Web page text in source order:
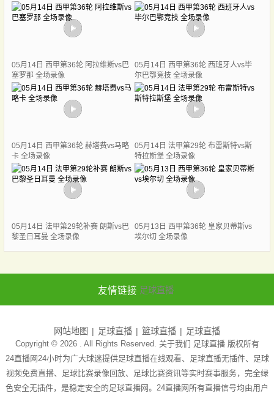
05月14日 西甲第36轮 阿拉维斯vs巴
塞罗那 全场录像
05月14日 西甲第36轮 西班牙人vs毕
尔巴鄂竞技 全场录像
05月14日 西甲第36轮 赫塔费vs马略
卡 全场录像
05月14日 法甲第29轮 布雷斯特vs斯
特拉斯堡 全场录像
05月14日 法甲第29轮补赛 朗斯vs巴
黎圣日耳曼 全场录像
05月13日 西甲第36轮 皇家贝蒂斯vs
埃尔切 全场录像
友情链接 足球直播
网站地图 足球直播 篮球直播 足球直播
Copyright © 2026 . All Rights Reserved. 关于我们 足球直播版权所有
24直播网24小时为广大球迷提供足球直播在线观看、足球直播无插件、足球
视频免费直播、足球比赛录像回放、足球比赛资讯等实时赛事服务，完全绿
色安全无插件，是稳定安全的足球直播网。24直播网所有直播信号均由用户